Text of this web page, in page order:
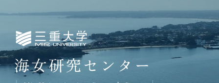
三重大学海女研究センター